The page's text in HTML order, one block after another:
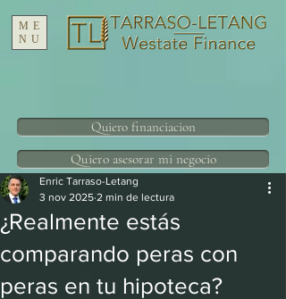
ME
NU
Quiero financiacion
Quiero asesorar mi negocio
¿Realmente estás
comparando peras con
peras en tu hipoteca?
Enric Tarraso-Letang
3 nov 2025 2 min de lectura